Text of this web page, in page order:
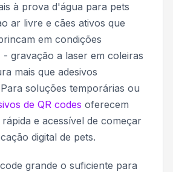
à prova d'água para pets
ar livre e cães ativos que
em condições
- gravação a laser em coleiras
mais que adesivos
soluções temporárias ou
de QR codes oferecem
e acessível de começar
digital de pets.
grande o suficiente para